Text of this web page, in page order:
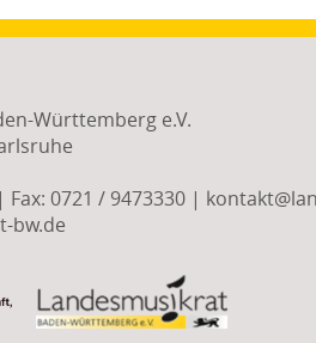
Württemberg e.V.
Fax: 0721 / 9473330 | kontakt@
bw.de